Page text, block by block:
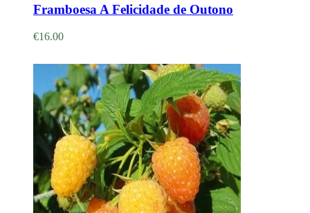
Framboesa A Felicidade de Outono
€16.00